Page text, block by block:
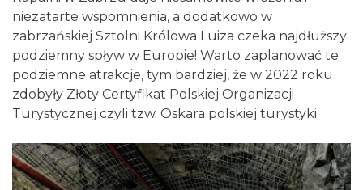
niezatarte wspomnienia, a dodatkowo w
zabrzańskiej Sztolni Królowa Luiza czeka najdłuższy
podziemny spływ w Europie! Warto zaplanować te
podziemne atrakcje, tym bardziej, że w 2022 roku
zdobyły Złoty Certyfikat Polskiej Organizacji
Turystycznej czyli tzw. Oskara polskiej turystyki.